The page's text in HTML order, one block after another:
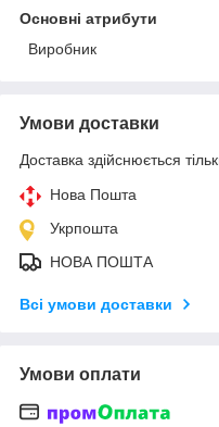
Основні атрибути
Виробник
Умови доставки
Доставка здійснюється
Нова Пошта
Укрпошта
НОВА ПОШТА
Всі умови доставки
Умови оплати